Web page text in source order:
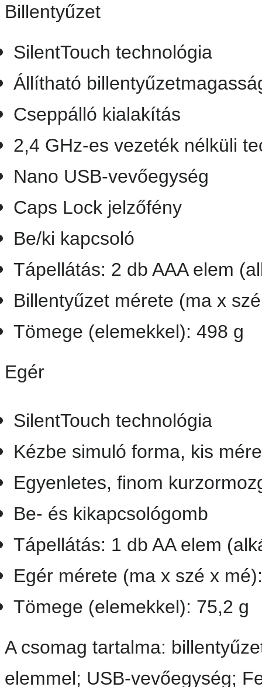
Billentyűzet
SilentTouch technológia
Állítható
Cseppálló kialakítás
2,4 GHz-es vezeték nélküli
Nano USB-vevőegység
Caps Lock jelzőfény
Be/ki kapcsoló
Tápellátás: 2 db AAA elem
Billentyűzet mérete (ma x
Tömege (elemekkel): 498 g
Egér
SilentTouch technológia
Kézbe simuló forma, kis
Egyenletes, finom
Be- és kikapcsológomb
Tápellátás: 1 db AA elem
Egér mérete (ma x szé x
Tömege (elemekkel): 75,2 g
A csomag tartalma:
elemmel; USB-vevőegység;